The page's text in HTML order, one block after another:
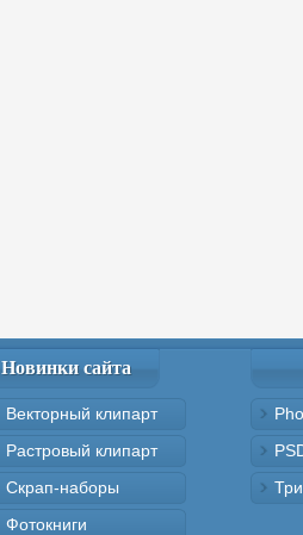
Новинки сайта
Векторный клипарт
Растровый клипарт
Скрап-наборы
Фотокниги